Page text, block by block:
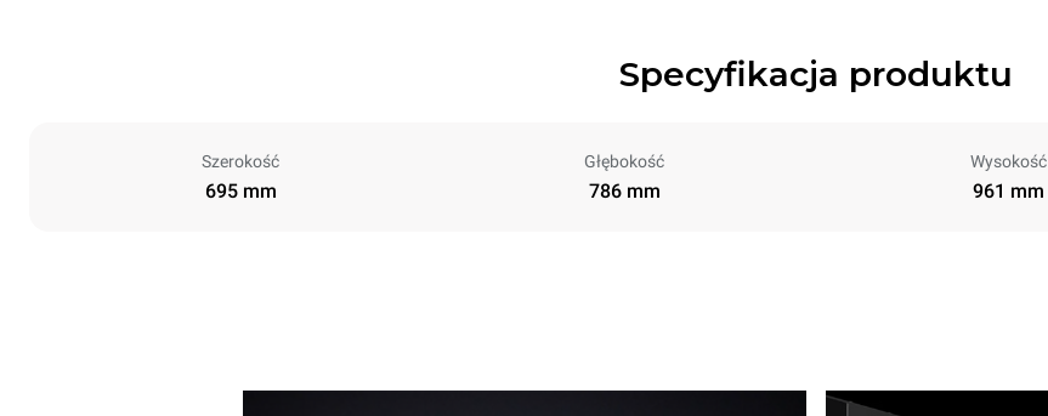
Specyfikacja produktu
Szerokość
695 mm
Głębokość
786 mm
Wysokość
961 mm